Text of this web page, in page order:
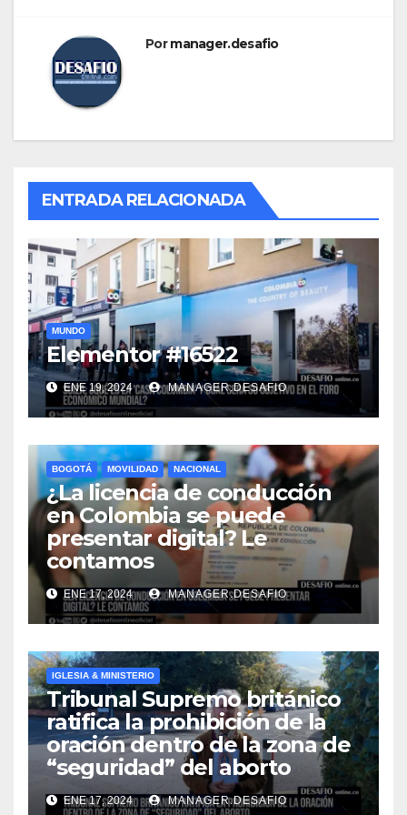
Pormanager.desafio
ENTRADA RELACIONADA
MUNDO
Elementor #16522
ENE 19, 2024 MANAGER.DESAFIO
BOGOTÁ MOVILIDAD NACIONAL
¿La licencia de conducción
en Colombia se puede
presentar digital? Le
contamos
ENE 17, 2024 MANAGER.DESAFIO
IGLESIA & MINISTERIO
Tribunal Supremo británico
ratifica la prohibición de la
oración dentro de la zona de
“seguridad” del aborto
ENE 17, 2024 MANAGER.DESAFIO